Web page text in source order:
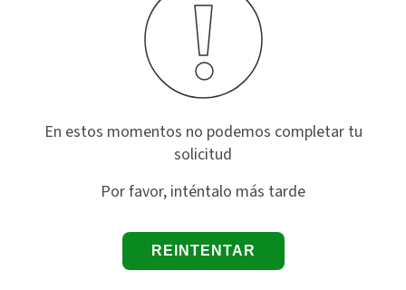
En estos momentos no podemos completar tu
solicitud
Por favor, inténtalo más tarde
REINTENTAR